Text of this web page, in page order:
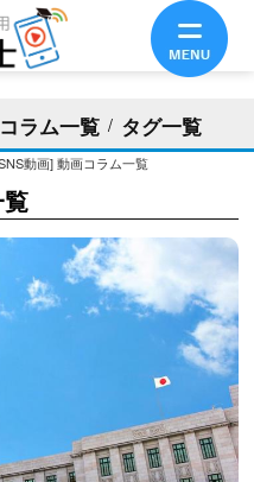
ラム一覧 タグ一覧
動画] 動画コラム一覧